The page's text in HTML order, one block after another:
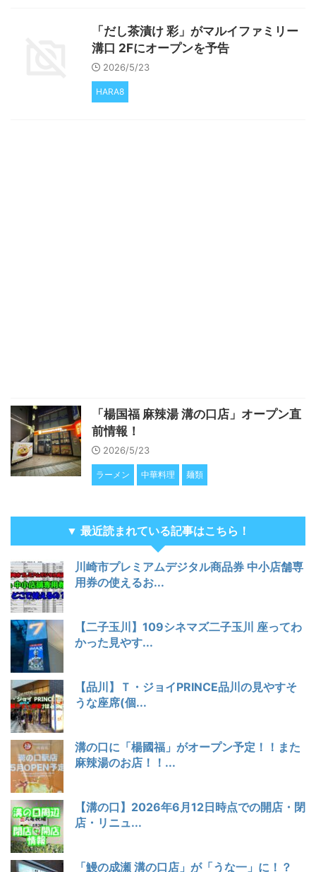
「だし茶漬け 彩」がマルイファミリー
溝口 2Fにオープンを予告
2026/5/23
HARA8
「楊国福 麻辣湯 溝の口店」オープン直
前情報！
2026/5/23
ラーメン 中華料理 麺類
▼ 最近読まれている記事はこちら！
川崎市プレミアムデジタル商品券 中小店舗専
用券の使えるお...
【二子玉川】109シネマズ二子玉川 座ってわ
かった見やす...
【品川】Ｔ・ジョイPRINCE品川の見やすそ
うな座席(個...
溝の口に「楊國福」がオープン予定！！また
麻辣湯のお店！！...
【溝の口】2026年6月12日時点での開店・閉
店・リニュ...
「鰻の成瀬 溝の口店」が「うな一」に！？